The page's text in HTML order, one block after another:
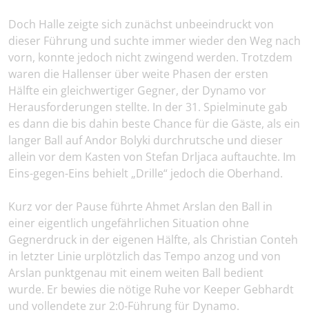
Doch Halle zeigte sich zunächst unbeeindruckt von
dieser Führung und suchte immer wieder den Weg nach
vorn, konnte jedoch nicht zwingend werden. Trotzdem
waren die Hallenser über weite Phasen der ersten
Hälfte ein gleichwertiger Gegner, der Dynamo vor
Herausforderungen stellte. In der 31. Spielminute gab
es dann die bis dahin beste Chance für die Gäste, als ein
langer Ball auf Andor Bolyki durchrutsche und dieser
allein vor dem Kasten von Stefan Drljaca auftauchte. Im
Eins-gegen-Eins behielt „Drille“ jedoch die Oberhand.
Kurz vor der Pause führte Ahmet Arslan den Ball in
einer eigentlich ungefährlichen Situation ohne
Gegnerdruck in der eigenen Hälfte, als Christian Conteh
in letzter Linie urplötzlich das Tempo anzog und von
Arslan punktgenau mit einem weiten Ball bedient
wurde. Er bewies die nötige Ruhe vor Keeper Gebhardt
und vollendete zur 2:0-Führung für Dynamo.